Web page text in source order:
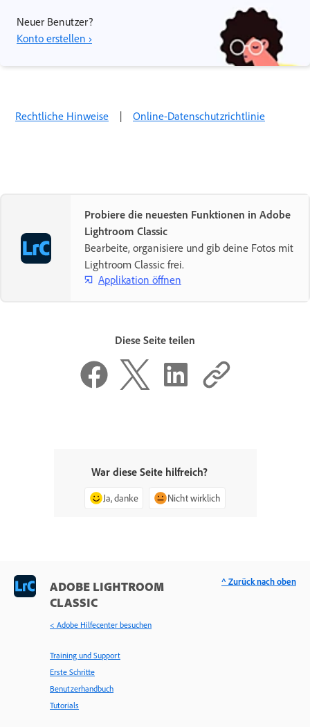
Neuer Benutzer?
Konto erstellen ›
Rechtliche Hinweise | Online-Datenschutzrichtlinie
Probiere die neuesten Funktionen in Adobe
Lightroom Classic
Bearbeite, organisiere und gib deine Fotos mit
Lightroom Classic frei.
Applikation öffnen
Diese Seite teilen
War diese Seite hilfreich?
Ja, danke Nicht wirklich
ADOBE LIGHTROOM
CLASSIC
< Adobe Hilfecenter besuchen
Training und Support
Erste Schritte
Benutzerhandbuch
Tutorials
^ Zurück nach oben